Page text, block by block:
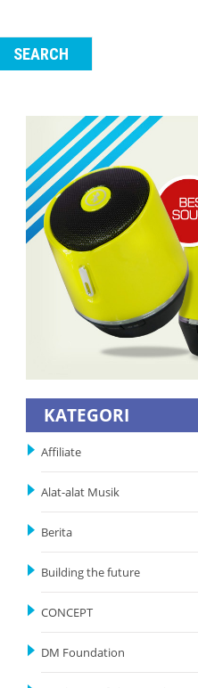
KATEGORI
Affiliate
Alat-alat Musik
Berita
Building the future
CONCEPT
DM Foundation